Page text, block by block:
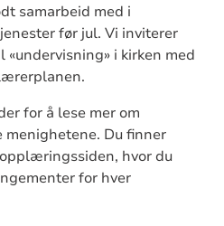
samarbeid med i
før jul. Vi inviterer
«undervisning» i kirken med
for å lese mer om
Du finner
hvor du
for hver